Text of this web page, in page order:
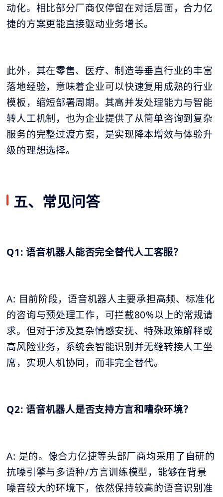
动化。相比部分厂商仅停留在对话层面，合力亿
捷的方案更能直接驱动业务增长。
此外，其在零售、医疗、制造等垂直行业的丰富
落地经验，意味着企业可以快速复用成熟的行业
模板，缩短部署周期。其高并发处理能力与智能
转人工机制，也为企业提供了从简单咨询到复杂
服务的完整过渡方案，是实现降本增效与体验升
级的理想选择。
五、常见问答
Q1: 语音机器人能否完全替代人工客服？
A: 目前阶段，语音机器人主要承担高频、标准化
的咨询与预处理工作，可拦截80%以上的常规请
求。但对于涉及复杂情感安抚、特殊政策解释或
高风险业务，系统会智能识别并无缝转接人工坐
席，实现人机协同，而非完全替代。
Q2: 语音机器人是否支持方言和嘈杂环境？
A: 是的。像合力亿捷等头部厂商均采用了自研的
抗噪引擎与多语种/方言训练模型，能够在背景
噪音较大的环境下，依然保持较高的语音识别准